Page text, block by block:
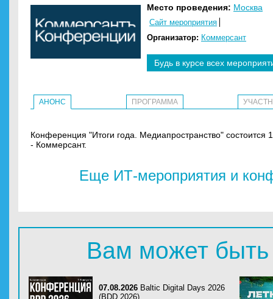
Место проведения: Москва
Сайт мероприятия
Организатор: Коммерсант
Будь в курсе всех
АНОНС ПРОГРАММА
Конференция "Итоги года. Медиапространство" состоится
- Коммерсант.
Еще ИТ-мероприятия и
Вам может быть
07.08.2026 Baltic Digital Days 2026
(BDD 2026)